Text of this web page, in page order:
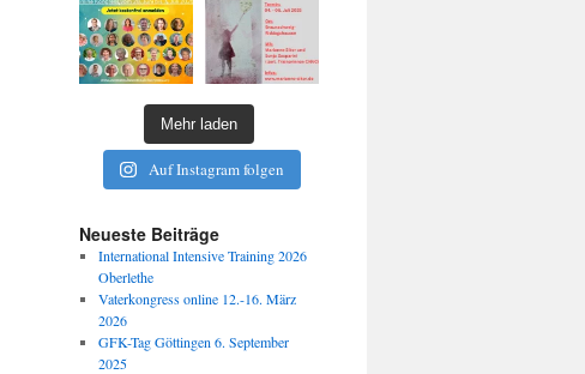
Mehr laden
Auf Instagram folgen
Neueste Beiträge
International Intensive Training 2026
Oberlethe
Vaterkongress online 12.-16. März
2026
GFK-Tag Göttingen 6. September
2025